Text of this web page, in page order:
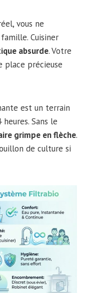
vous ne
Cuisiner
absurde. Votre
place précieuse
est un terrain
Sans le
grimpe en flèche.
de culture si